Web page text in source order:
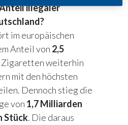
illegaler
im europäischen
Anteil von 2,5
weiterhin
mit den höchsten
Dennoch stieg die
von 1,7 Milliarden
Stück. Die daraus